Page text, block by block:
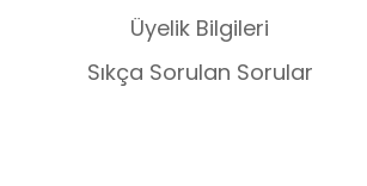
Üyelik Bilgileri
Sıkça Sorulan Sorular